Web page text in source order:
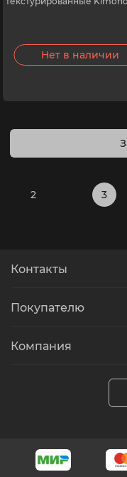
Нет в наличии
2 3
Контакты
Покупателю
Компания